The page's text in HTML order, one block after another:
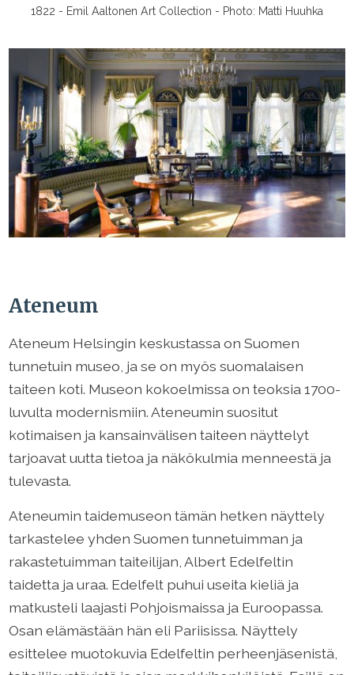
1822 - Emil Aaltonen Art Collection - Photo: Matti Huuhka
Ateneum
Ateneum Helsingin keskustassa on Suomen
tunnetuin museo, ja se on myös suomalaisen
taiteen koti. Museon kokoelmissa on teoksia 1700-
luvulta modernismiin. Ateneumin suositut
kotimaisen ja kansainvälisen taiteen näyttelyt
tarjoavat uutta tietoa ja näkökulmia menneestä ja
tulevasta.
Ateneumin taidemuseon tämän hetken näyttely
tarkastelee yhden Suomen tunnetuimman ja
rakastetuimman taiteilijan, Albert Edelfeltin
taidetta ja uraa. Edelfelt puhui useita kieliä ja
matkusteli laajasti Pohjoismaissa ja Euroopassa.
Osan elämästään hän eli Pariisissa. Näyttely
esittelee muotokuvia Edelfeltin perheenjäsenistä,